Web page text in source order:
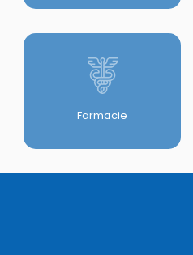
Farmacie